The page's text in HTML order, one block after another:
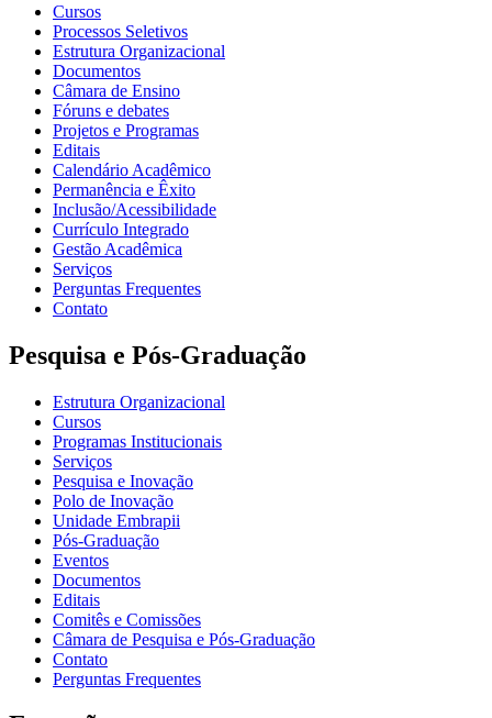
Cursos
Processos Seletivos
Estrutura Organizacional
Documentos
Câmara de Ensino
Fóruns e debates
Projetos e Programas
Editais
Calendário Acadêmico
Permanência e Êxito
Inclusão/Acessibilidade
Currículo Integrado
Gestão Acadêmica
Serviços
Perguntas Frequentes
Contato
Pesquisa e Pós-Graduação
Estrutura Organizacional
Cursos
Programas Institucionais
Serviços
Pesquisa e Inovação
Polo de Inovação
Unidade Embrapii
Pós-Graduação
Eventos
Documentos
Editais
Comitês e Comissões
Câmara de Pesquisa e Pós-Graduação
Contato
Perguntas Frequentes